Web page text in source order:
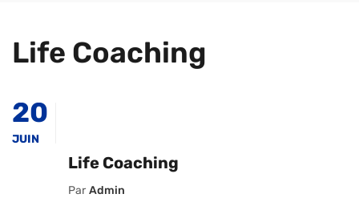
Life Coaching
20
JUIN
Life Coaching
Par Admin